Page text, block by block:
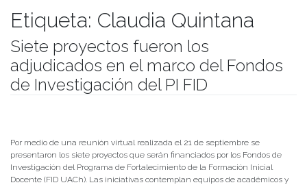
Etiqueta: Claudia Quintana
Siete proyectos fueron los
adjudicados en el marco del Fondos
de Investigación del PI FID
Por medio de una reunión virtual realizada el 21 de septiembre se
presentaron los siete proyectos que serán financiados por los Fondos de
Investigación del Programa de Fortalecimiento de la Formación Inicial
Docente (FID UACh). Las iniciativas contemplan equipos de académicos y